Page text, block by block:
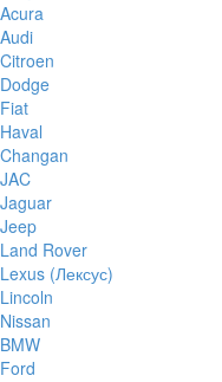
Acura
Audi
Citroen
Dodge
Fiat
Haval
Changan
JAC
Jaguar
Jeep
Land Rover
Lexus (Лексус)
Lincoln
Nissan
BMW
Ford